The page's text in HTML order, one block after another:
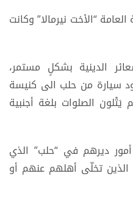
“الأخت نيرمالا” وكانت
الدينية بشكلٍ مستمر،
سيارة من حلب الى كنيسة
الصلوات بلغة أجنبية
أمور ديرهم في “حلب” الذي
تخلّى أهلهم عنهم أو